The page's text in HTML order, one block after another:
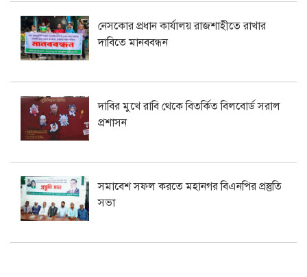
নেসকোর প্রধান কার্যালয় রাজশাহীতে রাখার
দাবিতে মানববন্ধন
দাবির মুখে রাবি থেকে বিতর্কিত বিলবোর্ড সরাল
প্রশাসন
সমাবেশ সফল করতে মহানগর বিএনপির প্রস্তুতি
সভা